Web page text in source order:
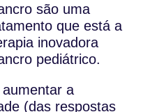
são uma
que está a
inovadora
pediátrico.
a
(das respostas